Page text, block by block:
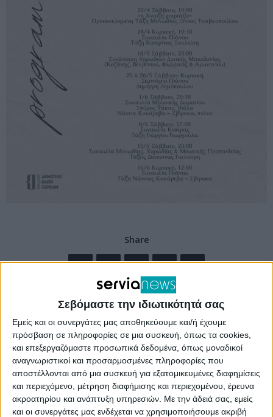
Σεβόμαστε την ιδιωτικότητά σας
Εμείς και οι συνεργάτες μας αποθηκεύουμε και/ή έχουμε
πρόσβαση σε πληροφορίες σε μια συσκευή, όπως τα cookies,
και επεξεργαζόμαστε προσωπικά δεδομένα, όπως μοναδικοί
αναγνωριστικοί και προσαρμοσμένες πληροφορίες που
αποστέλλονται από μια συσκευή για εξατομικευμένες διαφημίσεις
και περιεχόμενο, μέτρηση διαφήμισης και περιεχομένου, έρευνα
ακροατηρίου και ανάπτυξη υπηρεσιών. Με την άδειά σας, εμείς
και οι συνεργάτες μας ενδέχεται να χρησιμοποιήσουμε ακριβή
Share